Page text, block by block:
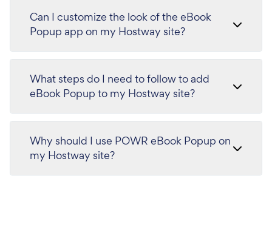
Can I customize the look of the eBook
Popup app on my Hostway site?
What steps do I need to follow to add
eBook Popup to my Hostway site?
Why should I use POWR eBook Popup on
my Hostway site?